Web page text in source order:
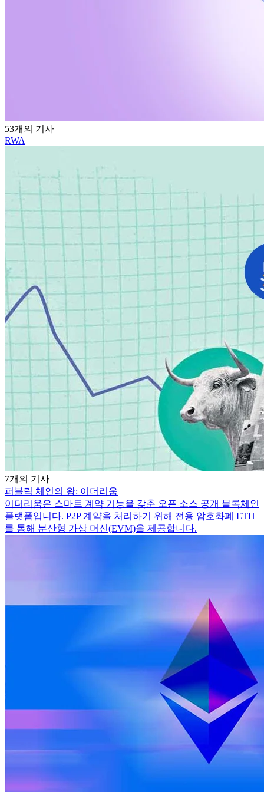
53개의 기사
RWA
7개의 기사
퍼블릭 체인의 왕: 이더리움
이더리움은 스마트 계약 기능을 갖춘 오픈 소스 공개 블록체인
플랫폼입니다. P2P 계약을 처리하기 위해 전용 암호화폐 ETH
를 통해 분산형 가상 머신(EVM)을 제공합니다.